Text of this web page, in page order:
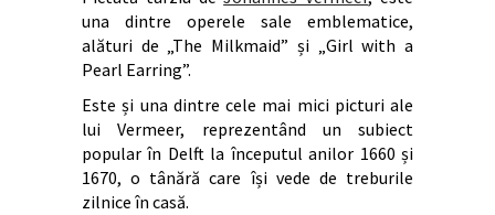
una dintre operele sale emblematice,
alături de „The Milkmaid” și „Girl with a
Pearl Earring”.
Este și una dintre cele mai mici picturi ale
lui Vermeer, reprezentând un subiect
popular în Delft la începutul anilor 1660 și
1670, o tânără care își vede de treburile
zilnice în casă.